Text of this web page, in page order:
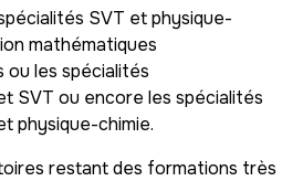
SVT et physique-
mathématiques
ou les spécialités
SVT ou encore les spécialités
physique-chimie.
restant des formations très